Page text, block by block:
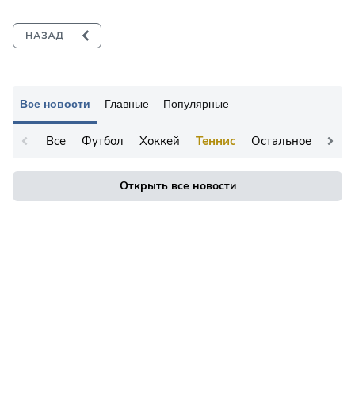
Все новости Главные Популярные
Все Футбол Хоккей Теннис Остальное
Открыть все новости